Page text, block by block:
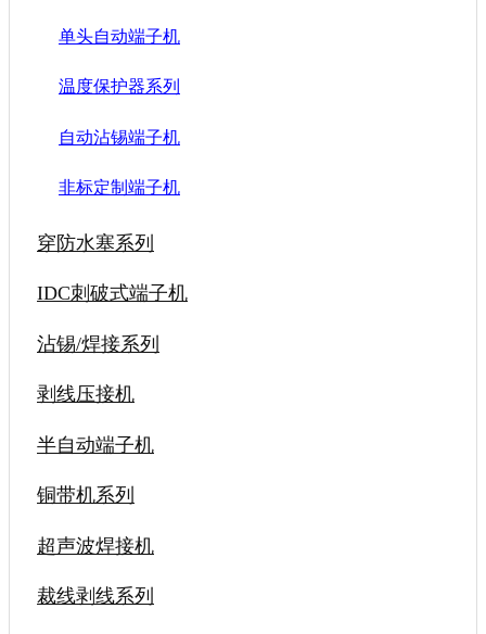
单头自动端子机
温度保护器系列
自动沾锡端子机
非标定制端子机
穿防水塞系列
IDC刺破式端子机
沾锡/焊接系列
剥线压接机
半自动端子机
铜带机系列
超声波焊接机
裁线剥线系列